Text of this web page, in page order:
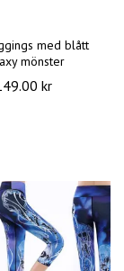
med blått
mönster
kr